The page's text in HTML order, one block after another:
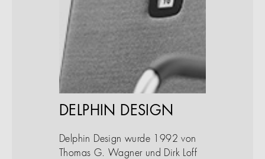
DELPHIN DESIGN
Delphin Design wurde 1992 von
Thomas G. Wagner und Dirk Loff